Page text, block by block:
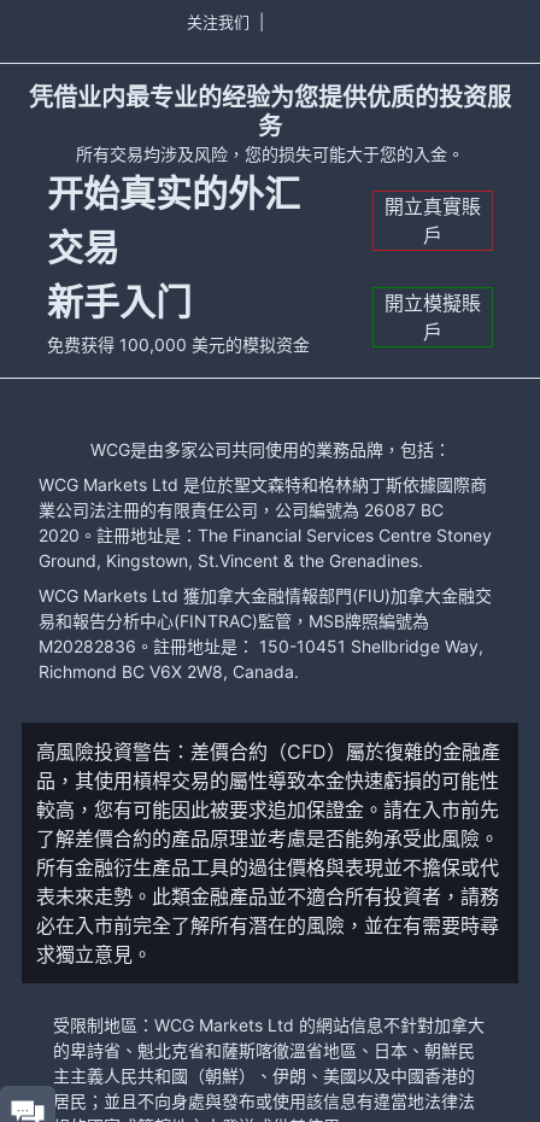
关注我们
凭借业内最专业的经验为您提供优质的投资服
务
所有交易均涉及风险，您的损失可能大于您的入金。
开始真实的外汇
交易
開立真實賬
戶
新手入门
免费获得 100,000 美元的模拟资金
開立模擬賬
戶
WCG是由多家公司共同使用的業務品牌，包括：
WCG Markets Ltd 是位於聖文森特和格林納丁斯依據國際商
業公司法注冊的有限責任公司，公司編號為 26087 BC
2020。註冊地址是：The Financial Services Centre Stoney
Ground, Kingstown, St.Vincent & the Grenadines.
WCG Markets Ltd 獲加拿大金融情報部門(FIU)加拿大金融交
易和報告分析中心(FINTRAC)監管，MSB牌照編號為
M20282836。註冊地址是： 150-10451 Shellbridge Way,
Richmond BC V6X 2W8, Canada.
高風險投資警告：差價合約（CFD）屬於復雜的金融產
品，其使用槓桿交易的屬性導致本金快速虧損的可能性
較高，您有可能因此被要求追加保證金。請在入市前先
了解差價合約的產品原理並考慮是否能夠承受此風險。
所有金融衍生產品工具的過往價格與表現並不擔保或代
表未來走勢。此類金融產品並不適合所有投資者，請務
必在入市前完全了解所有潛在的風險，並在有需要時尋
求獨立意見。
受限制地區：WCG Markets Ltd 的網站信息不針對加拿大
的卑詩省、魁北克省和薩斯喀徹溫省地區、日本、朝鮮民
主主義人民共和國（朝鮮）、伊朗、美國以及中國香港的
居民；並且不向身處與發布或使用該信息有違當地法律法